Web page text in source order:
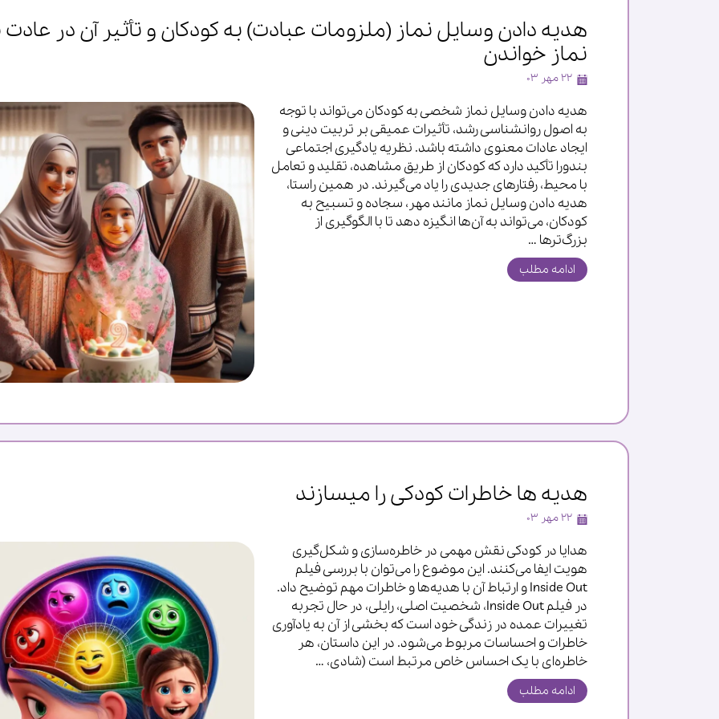
هدیه دادن وسایل نماز (ملزومات عبادت) به کودکان و تأثیر آن در عادت
نماز خواندن
۲۲ مهر ۰۳
هدیه دادن وسایل نماز شخصی به کودکان می‌تواند با توجه
به اصول روانشناسی رشد، تأثیرات عمیقی بر تربیت دینی و
ایجاد عادات معنوی داشته باشد. نظریه یادگیری اجتماعی
بندورا تأکید دارد که کودکان از طریق مشاهده، تقلید و تعامل
با محیط، رفتارهای جدیدی را یاد می‌گیرند. در همین راستا،
هدیه دادن وسایل نماز مانند مهر، سجاده و تسبیح به
کودکان، می‌تواند به آن‌ها انگیزه دهد تا با الگوگیری از
بزرگ‌ترها …
ادامه مطلب
هدیه ها خاطرات کودکی را میسازند
۲۲ مهر ۰۳
هدایا در کودکی نقش مهمی در خاطره‌سازی و شکل‌گیری
هویت ایفا می‌کنند. این موضوع را می‌توان با بررسی فیلم
Inside Out و ارتباط آن با هدیه‌ها و خاطرات مهم توضیح داد.
در فیلم Inside Out، شخصیت اصلی، رایلی، در حال تجربه
تغییرات عمده در زندگی خود است که بخشی از آن به یادآوری
خاطرات و احساسات مربوط می‌شود. در این داستان، هر
خاطره‌ای با یک احساس خاص مرتبط است (شادی، …
ادامه مطلب